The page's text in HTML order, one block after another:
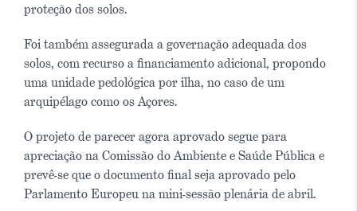
proteção dos solos.
Foi também assegurada a governação adequada dos
solos, com recurso a financiamento adicional, propondo
uma unidade pedológica por ilha, no caso de um
arquipélago como os Açores.
O projeto de parecer agora aprovado segue para
apreciação na Comissão do Ambiente e Saúde Pública e
prevê-se que o documento final seja aprovado pelo
Parlamento Europeu na mini-sessão plenária de abril.